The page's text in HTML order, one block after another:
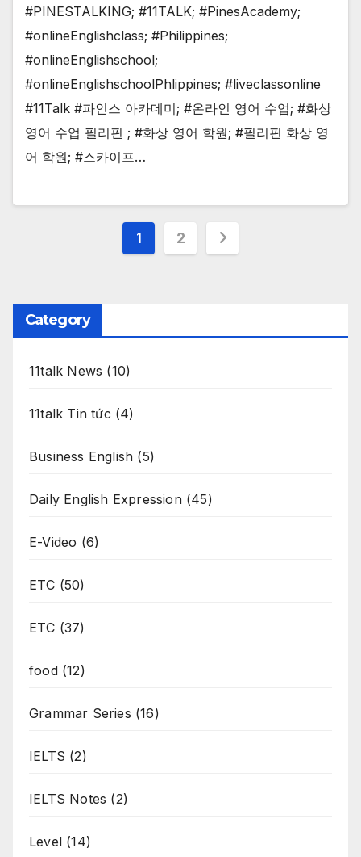
#PINESTALKING; #11TALK; #PinesAcademy;
#onlineEnglishclass; #Philippines;
#onlineEnglishschool;
#onlineEnglishschoolPhlippines; #liveclassonline
#11Talk #파인스 아카데미; #온라인 영어 수업; #화상
영어 수업 필리핀 ; #화상 영어 학원; #필리핀 화상 영
어 학원; #스카이프…
Posts
1 2
Category
11talk News (10)
11talk Tin tức (4)
Business English (5)
Daily English Expression(45)
E-Video (6)
ETC (50)
ETC (37)
food(12)
Grammar Series (16)
IELTS (2)
IELTS Notes (2)
Level (14)